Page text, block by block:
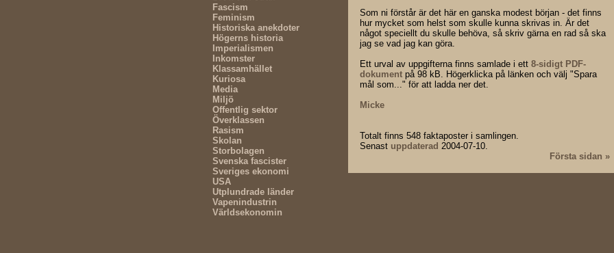
Fascism
Feminism
Historiska anekdoter
Högerns historia
Imperialismen
Inkomster
Klassamhället
Kuriosa
Media
Miljö
Offentlig sektor
Överklassen
Rasism
Skolan
Storbolagen
Svenska fascister
Sveriges ekonomi
USA
Utplundrade länder
Vapenindustrin
Världsekonomin
Som ni förstår är det här en ganska modest början - det finns
hur mycket som helst som skulle kunna skrivas in. Är det
något speciellt du skulle behöva, så skriv gärna en rad så ska
jag se vad jag kan göra.
Ett urval av uppgifterna finns samlade i ett 8-sidigt PDF-
dokument på 98 kB. Högerklicka på länken och välj "Spara
mål som..." för att ladda ner det.
Micke
Totalt finns 548 faktaposter i samlingen.
Senast uppdaterad 2004-07-10.
Första sidan »